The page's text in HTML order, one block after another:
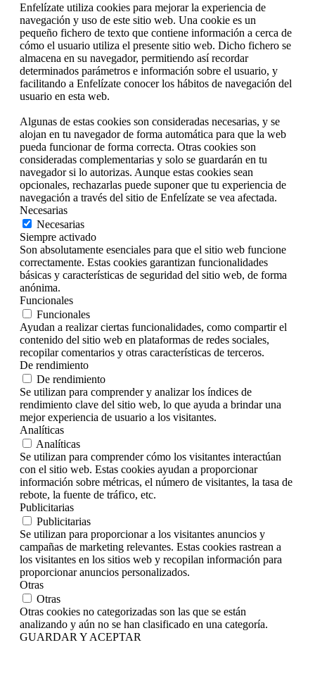
Enfelízate utiliza cookies para mejorar la experiencia de
navegación y uso de este sitio web. Una cookie es un
pequeño fichero de texto que contiene información a cerca de
cómo el usuario utiliza el presente sitio web. Dicho fichero se
almacena en su navegador, permitiendo así recordar
determinados parámetros e información sobre el usuario, y
facilitando a Enfelízate conocer los hábitos de navegación del
usuario en esta web.
Algunas de estas cookies son consideradas necesarias, y se
alojan en tu navegador de forma automática para que la web
pueda funcionar de forma correcta. Otras cookies son
consideradas complementarias y solo se guardarán en tu
navegador si lo autorizas. Aunque estas cookies sean
opcionales, rechazarlas puede suponer que tu experiencia de
navegación a través del sitio de Enfelízate se vea afectada.
Necesarias
Necesarias
Siempre activado
Son absolutamente esenciales para que el sitio web funcione
correctamente. Estas cookies garantizan funcionalidades
básicas y características de seguridad del sitio web, de forma
anónima.
Funcionales
Funcionales
Ayudan a realizar ciertas funcionalidades, como compartir el
contenido del sitio web en plataformas de redes sociales,
recopilar comentarios y otras características de terceros.
De rendimiento
De rendimiento
Se utilizan para comprender y analizar los índices de
rendimiento clave del sitio web, lo que ayuda a brindar una
mejor experiencia de usuario a los visitantes.
Analíticas
Analíticas
Se utilizan para comprender cómo los visitantes interactúan
con el sitio web. Estas cookies ayudan a proporcionar
información sobre métricas, el número de visitantes, la tasa de
rebote, la fuente de tráfico, etc.
Publicitarias
Publicitarias
Se utilizan para proporcionar a los visitantes anuncios y
campañas de marketing relevantes. Estas cookies rastrean a
los visitantes en los sitios web y recopilan información para
proporcionar anuncios personalizados.
Otras
Otras
Otras cookies no categorizadas son las que se están
analizando y aún no se han clasificado en una categoría.
GUARDAR Y ACEPTAR